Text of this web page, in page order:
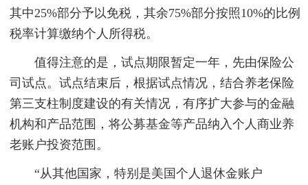
其中25%部分予以免税，其余75%部分按照10%的比例
税率计算缴纳个人所得税。
值得注意的是，试点期限暂定一年，先由保险公
司试点。试点结束后，根据试点情况，结合养老保险
第三支柱制度建设的有关情况，有序扩大参与的金融
机构和产品范围，将公募基金等产品纳入个人商业养
老账户投资范围。
“从其他国家，特别是美国个人退休金账户